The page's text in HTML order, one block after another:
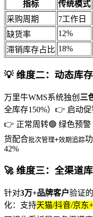
指标 传统模式
采购周期
7工作日
缺货率
12%
滞销库存占比 18%
💡 维度二：动态库
万里牛WMS系统独创 三
全库存150%）👉 启动促
👉 正常周转🟢 绿色预
货配合批次管理+效期追踪
42%
🚀 维度三：全渠道
针对3万+品牌客户验证
化：支持天猫/抖音/京东